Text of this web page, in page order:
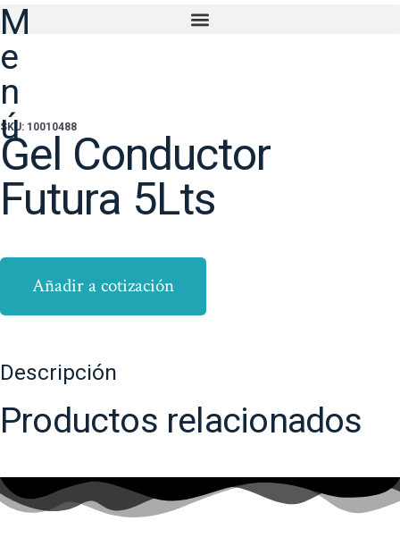
M
e
n
ú
SKU: 10010488
Gel Conductor
Futura 5Lts
Añadir a cotización
Descripción
Productos relacionados